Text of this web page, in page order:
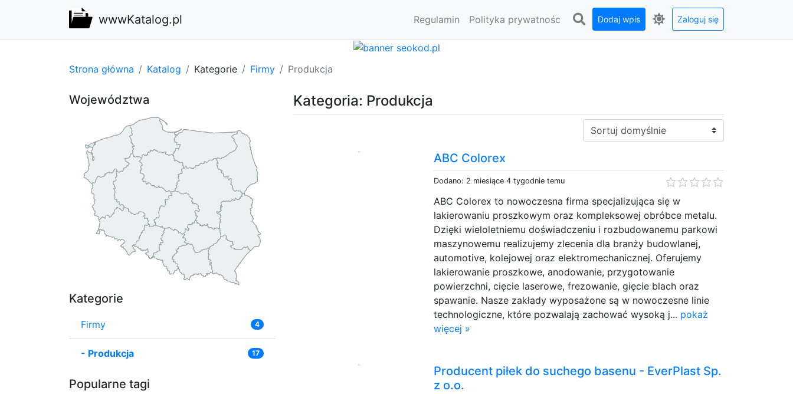
wwwKatalog.pl Regulamin Polityka prywatnośc Dodaj wpis Zaloguj się
Strona główna Katalog Kategorie Firmy Produkcja
Kategoria: Produkcja
Sortuj:
ABC Colorex
Dodano: 2 miesiące 4 tygodnie temu
ABC Colorex to nowoczesna firma specjalizująca się w
lakierowaniu proszkowym oraz kompleksowej obróbce metalu.
Dzięki wieloletniemu doświadczeniu i rozbudowanemu parkowi
maszynowemu realizujemy zlecenia dla branży budowlanej,
automotive, kolejowej oraz elektromechanicznej. Oferujemy
lakierowanie proszkowe, anodowanie, przygotowanie
powierzchni, cięcie laserowe, frezowanie, gięcie blach oraz
spawanie. Nasze zakłady wyposażone są w nowoczesne linie
technologiczne, które pozwalają zachować wysoką j... pokaż
więcej »
Producent piłek do suchego basenu - EverPlast Sp.
z o.o.
Województwa
Kategorie
Firmy 4
- Produkcja 17
Popularne tagi